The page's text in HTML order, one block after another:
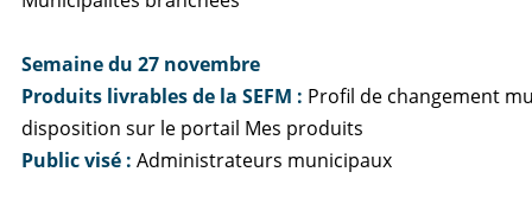
Semaine du 27 novembre
Produits livrables de la SEFM : Profil de changement
disposition sur le portail Mes produits
Public visé : Administrateurs municipaux